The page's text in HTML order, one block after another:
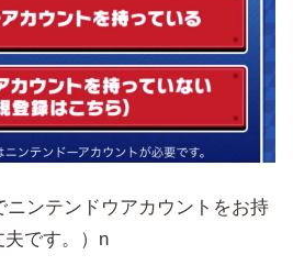
ニンテンドウアカウントをお持
です。）n